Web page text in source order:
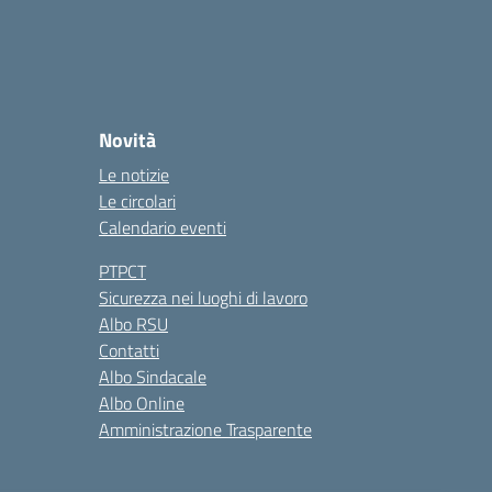
Novità
Le notizie
Le circolari
Calendario eventi
PTPCT
Sicurezza nei luoghi di lavoro
Albo RSU
Contatti
Albo Sindacale
Albo Online
Amministrazione Trasparente